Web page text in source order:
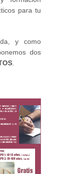
para tu
y como
dos
.